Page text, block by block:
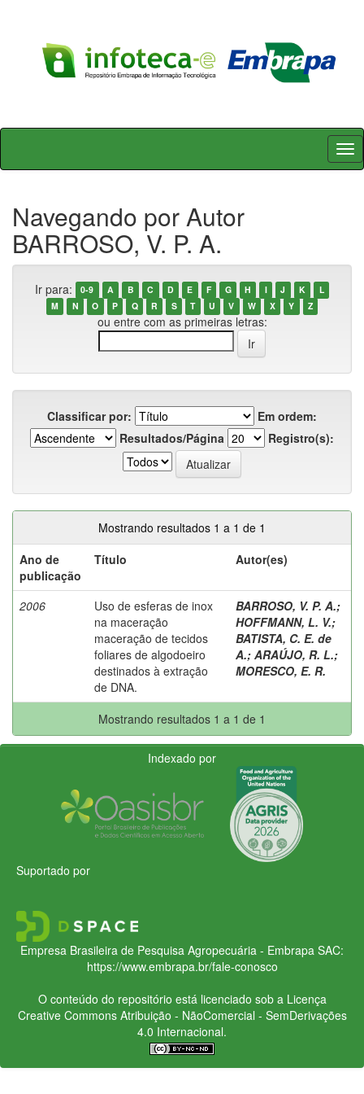
Skip
Navegando por Autor
BARROSO, V. P. A.
Ir para: 0-9 A B C D E F G H I J K
L
M
N O P Q R S T U V W X Y Z
ou entre com as primeiras letras:
Classificar por:
Em ordem:
Resultados/Página
Registro(s):
Mostrando resultados 1 a 1 de 1
Ano de
publicação
Título Autor(es)
2006
Uso de esferas de inox
na maceração
maceração de tecidos
foliares de algodoeiro
destinados à extração
de DNA.
BARROSO, V. P. A.;
HOFFMANN, L. V.;
BATISTA, C. E. de
A.; ARAÚJO, R. L.;
MORESCO, E. R.
Mostrando resultados 1 a 1 de 1
Indexado por
Suportado por
Empresa Brasileira de Pesquisa Agropecuária - Embrapa SAC:
https://www.embrapa.br/fale-conosco
O conteúdo do repositório está licenciado sob a Licença
Creative CommonsAtribuição - NãoComercial - SemDerivações
4.0 Internacional.